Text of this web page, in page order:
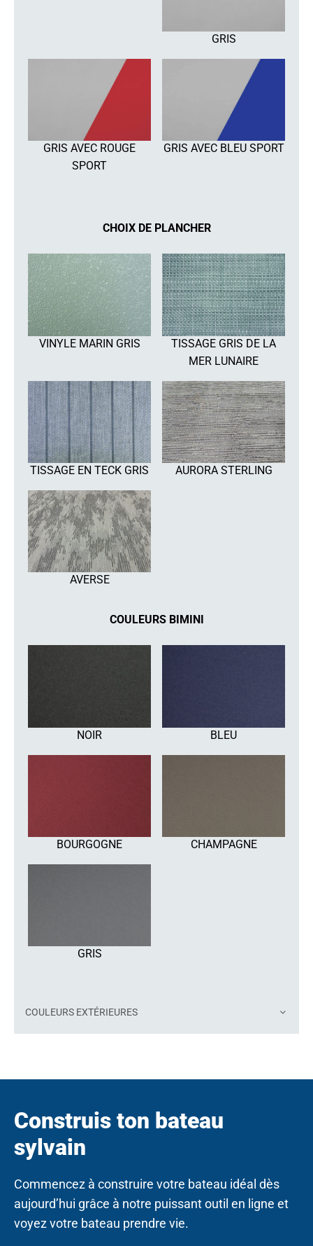
GRIS
GRIS AVEC ROUGE
SPORT
GRIS AVEC BLEU SPORT
CHOIX DE PLANCHER
VINYLE MARIN GRIS
TISSAGE GRIS DE LA
MER LUNAIRE
TISSAGE EN TECK GRIS AURORA STERLING
AVERSE
COULEURS BIMINI
NOIR BLEU
BOURGOGNE CHAMPAGNE
GRIS
COULEURS EXTÉRIEURES
Construis ton bateau
sylvain
Commencez à construire votre bateau idéal dès
aujourd’hui grâce à notre puissant outil en ligne et
voyez votre bateau prendre vie.